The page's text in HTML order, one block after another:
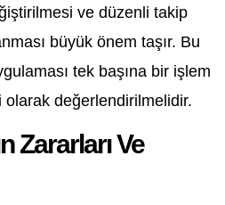
ve düzenli takip
büyük önem taşır. Bu
tek başına bir işlem
değerlendirilmelidir.
Zararları Ve